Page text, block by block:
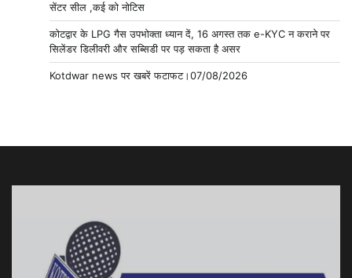
सेंटर सील ,कई को नोटिस
कोटद्वार के LPG गैस उपभोक्ता ध्यान दें, 16 अगस्त तक e-KYC न कराने पर
सिलेंडर डिलीवरी और सब्सिडी पर पड़ सकता है असर
Kotdwar news पर खबरें फटाफट।07/08/2026